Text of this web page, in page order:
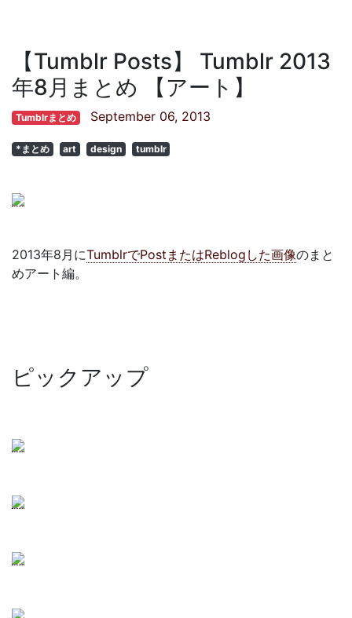
【Tumblr Posts】 Tumblr 2013
年8月まとめ 【アート】
Tumblrまとめ September 06, 2013
*まとめ art design tumblr
2013年8月にTumblrでPostまたはReblogした画像のまと
めアート編。
ピックアップ